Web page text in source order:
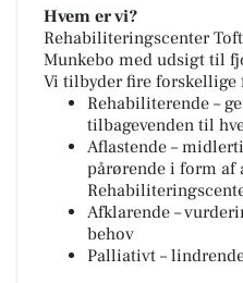
Hvem er vi?
Rehabiliteringscenter
Munkebo med udsigt til
Vi tilbyder fire forskellige
Rehabiliterende –
tilbagevenden til
Aflastende –
pårørende i form af
Afklarende –
behov
Palliativt –